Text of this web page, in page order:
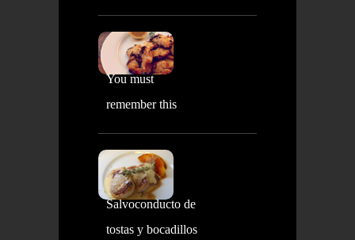
You must
remember this
Salvoconducto de
tostas y bocadillos